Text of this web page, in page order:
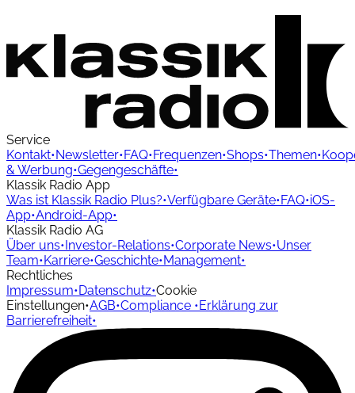
Service
Kontakt•Newsletter•FAQ•Frequenzen•Shops•Themen•
& Werbung•Gegengeschäfte•
Klassik Radio App
Was ist Klassik Radio Plus?•Verfügbare Geräte•FAQ•iOS-
App•Android-App•
Klassik Radio AG
Über uns• Investor-Relations•Corporate News•Unser
Team•Karriere•Geschichte•Management•
Rechtliches
Impressum•Datenschutz•Cookie
Einstellungen•AGB•Compliance •Erklärung zur
Barrierefreiheit•